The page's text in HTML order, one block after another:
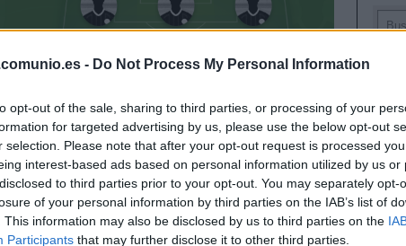
- Do Not Process My Personal Information
opt-out of the sale, sharing to third parties, or processing of your
for targeted advertising by us, please use the below opt-out
selection. Please note that after your opt-out request is processed
interest-based ads based on personal information utilized by us or
to third parties prior to your opt-out. You may separately opt-
of your personal information by third parties on the IAB’s list of
This information may also be disclosed by us to third parties on the
Participants that may further disclose it to other third parties.